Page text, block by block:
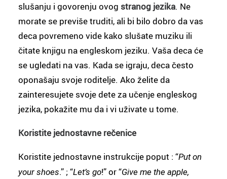
slušanju i govorenju ovog stranog jezika. Ne
morate se previše truditi, ali bi bilo dobro da vas
deca povremeno vide kako slušate muziku ili
čitate knjigu na engleskom jeziku. Vaša deca će
se ugledati na vas. Kada se igraju, deca često
oponašaju svoje roditelje. Ako želite da
zainteresujete svoje dete za učenje engleskog
jezika, pokažite mu da i vi uživate u tome.
Koristite jednostavne rečenice
Koristite jednostavne instrukcije poput : “Put on
your shoes.” ; “Let’s go!” or “Give me the apple,